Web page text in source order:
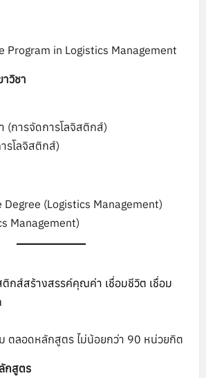
Program in Logistics Management
วิชา
การจัดการโลจิสติกส์)
รโลจิสติกส์)
Degree (Logistics Management)
Management)
ติกส์สร้างสรรค์คุณค่า เชื่อมชีวิต เชื่อม
ตลอดหลักสูตร ไม่น้อยกว่า 90 หน่วยกิต
กสูตร